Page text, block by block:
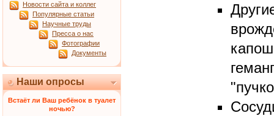
Новости сайта и коллег
Популярные статьи
Научные труды
Пресса о нас
Фотографии
Документы
Наши опросы
Встаёт ли Ваш ребёнок в туалет
ночью?